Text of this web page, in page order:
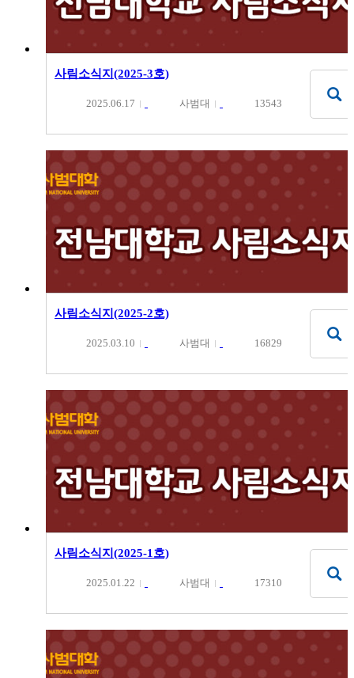
사림소식지(2025-3호)
2025.06.17 사범대 13543
사림소식지(2025-2호)
2025.03.10 사범대 16829
사림소식지(2025-1호)
2025.01.22 사범대 17310